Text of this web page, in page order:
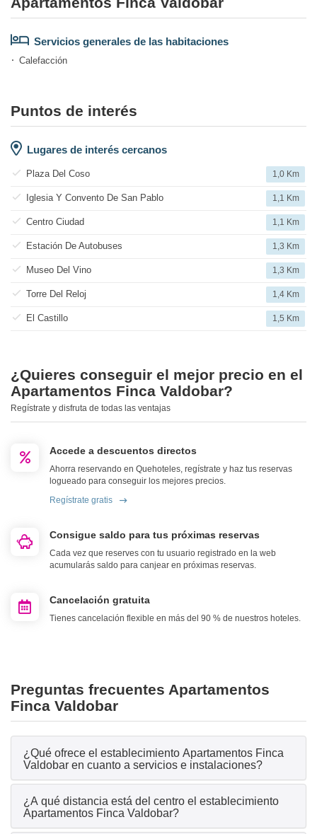
Servicios generales de las habitaciones
Calefacción
Puntos de interés
Lugares de interés cercanos
Plaza Del Coso 1,0 Km
Iglesia Y Convento De San Pablo 1,1 Km
Centro Ciudad 1,1 Km
Estación De Autobuses 1,3 Km
Museo Del Vino 1,3 Km
Torre Del Reloj 1,4 Km
El Castillo 1,5 Km
¿Quieres conseguir el mejor precio en el
Apartamentos Finca Valdobar?
Regístrate y disfruta de todas las ventajas
Accede a descuentos directos
Ahorra reservando en Quehoteles, regístrate y haz tus reservas
logueado para conseguir los mejores precios.
Regístrate gratis
Consigue saldo para tus próximas reservas
Cada vez que reserves con tu usuario registrado en la web
acumularás saldo para canjear en próximas reservas.
Cancelación gratuita
Tienes cancelación flexible en más del 90 % de nuestros hoteles.
Preguntas frecuentes Apartamentos
Finca Valdobar
¿Qué ofrece el establecimiento Apartamentos Finca
Valdobar en cuanto a servicios e instalaciones?
¿A qué distancia está del centro el establecimiento
Apartamentos Finca Valdobar?